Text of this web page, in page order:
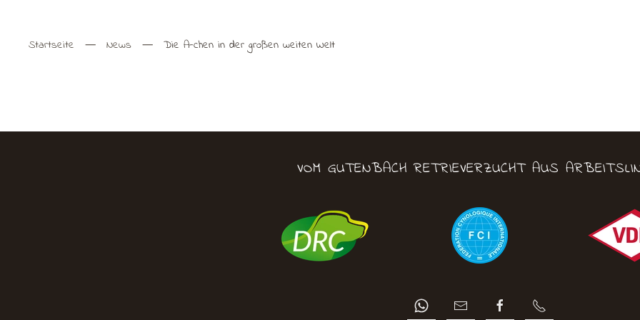
Startseite News Die A-chen in der großen weiten Welt
VOM GUTENBACH RETRIEVERZUCHT AUS